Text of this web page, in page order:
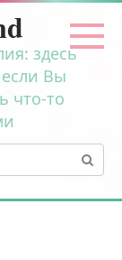
здесь
Вы
что-то